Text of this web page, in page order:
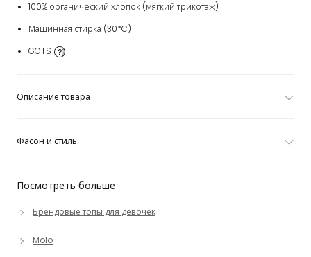
Посмотреть больше
Брендовые топы для девочек
Molo
100% органический хлопок (мягкий трикотаж)
Машинная стирка (30*C)
GOTS
Описание товара
Фасон и стиль